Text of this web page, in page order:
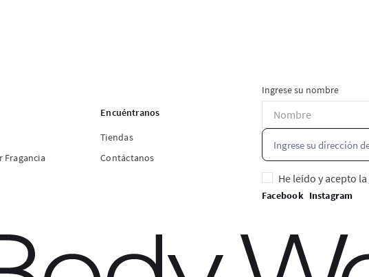
Fragancia
Encuéntranos
Tiendas
Contáctanos
Ingrese su nombre
He leído y acepto la